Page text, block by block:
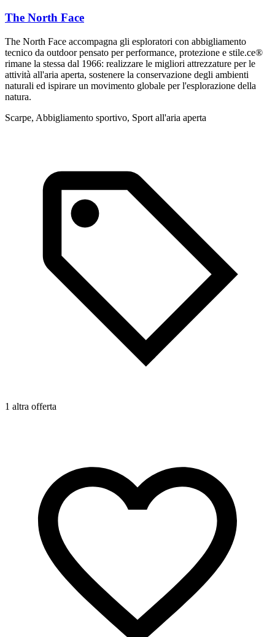
The North Face
The North Face accompagna gli esploratori con abbigliamento
tecnico da outdoor pensato per performance, protezione e stile.ce®
rimane la stessa dal 1966: realizzare le migliori attrezzature per le
attività all'aria aperta, sostenere la conservazione degli ambienti
naturali ed ispirare un movimento globale per l'esplorazione della
natura.
Scarpe, Abbigliamento sportivo, Sport all'aria aperta
1 altra offerta